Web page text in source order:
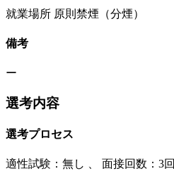
就業場所 原則禁煙（分煙）
備考
ー
選考内容
選考プロセス
適性試験： 無し 、 面接回数：3回